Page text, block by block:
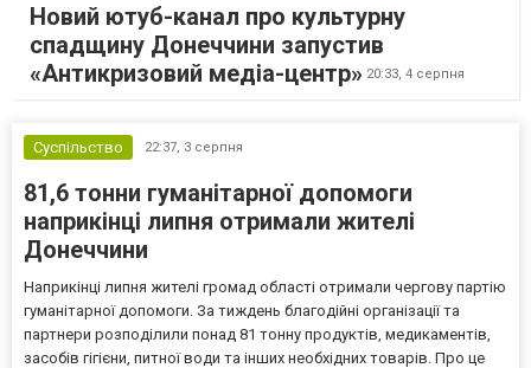
Новий ютуб-канал про культурну
спадщину Донеччини запустив
«Антикризовий медіа-центр» 20:33, 4 серпня
Суспільство 22:37, 3 серпня
81,6 тонни гуманітарної допомоги
наприкінці липня отримали жителі
Донеччини
Наприкінці липня жителі громад області отримали чергову партію
гуманітарної допомоги. За тиждень благодійні організації та
партнери розподілили понад 81 тонну продуктів, медикаментів,
засобів гігієни, питної води та інших необхідних товарів. Про це